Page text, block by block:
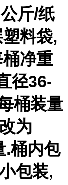
斤/纸
料袋,
净重
径36-
桶装量
为
.桶内包
包装,